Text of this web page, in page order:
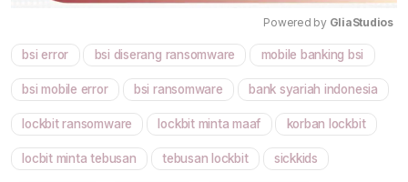
Mute
Powered by GliaStudios
bsi error bsi diserang ransomware mobile banking bsi
bsi mobile error bsi ransomware bank syariah indonesia
lockbit ransomware lockbit minta maaf korban lockbit
locbit minta tebusan tebusan lockbit sickkids